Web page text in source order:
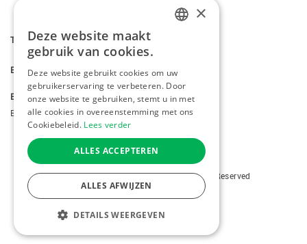
T. +3223095206
E. info@kiddotravel.be
BTW
BE 0685795740
KIES EEN BESTEMMING
Copyright © 2026 Kiddotravel. All Rights Reserved
webdesignby conversal
ENGLISH
×
Deze website maakt
gebruik van cookies.
Deze website gebruikt cookies om uw
gebruikerservaring te verbeteren. Door
onze website te gebruiken, stemt u in met
alle cookies in overeenstemming met ons
Cookiebeleid. Lees verder
ALLES ACCEPTEREN
ALLES AFWIJZEN
DETAILS WEERGEVEN
STRIKT NOODZAKELIJK